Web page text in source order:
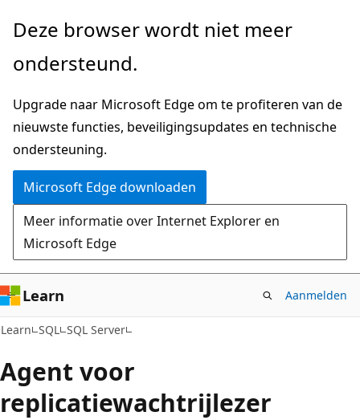
Naar
gaan
Deze browser wordt niet meer
ondersteund.
Upgrade naar Microsoft Edge om te profiteren van de
nieuwste functies, beveiligingsupdates en technische
ondersteuning.
Microsoft Edge downloaden
Meer informatie over Internet Explorer en
Microsoft Edge
Learn Aanmelden
Learn SQL SQL Server
Agent voor
replicatiewachtrijlezer